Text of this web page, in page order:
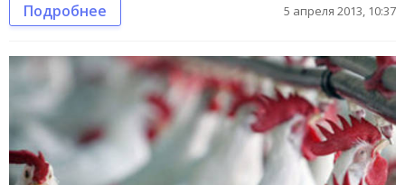
Подробнее 5 апреля 2013, 10:37